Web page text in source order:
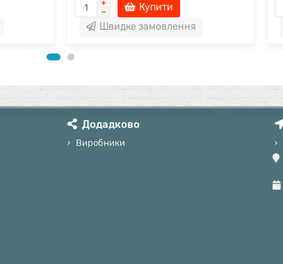
Купити
Швидке замовлення
Додадково
Виробники